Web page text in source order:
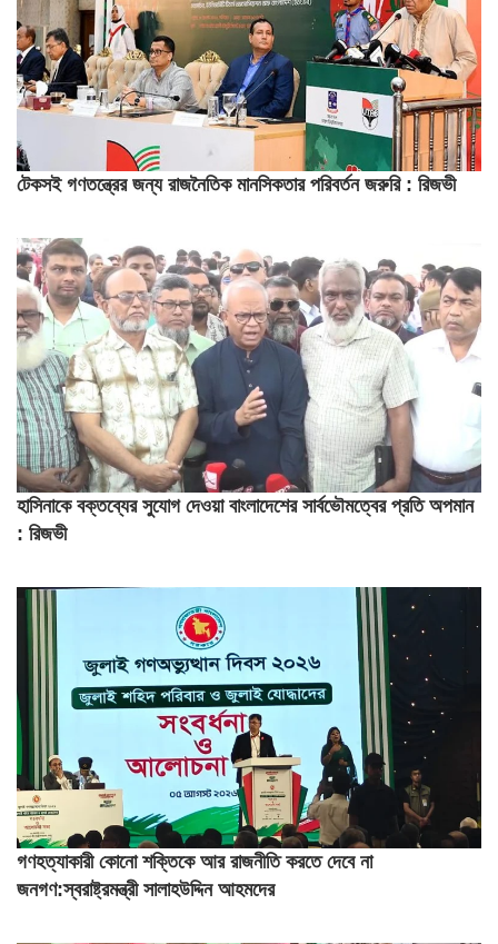
টেকসই গণতন্ত্রের জন্য রাজনৈতিক মানসিকতার পরিবর্তন জরুরি : রিজভী
হাসিনাকে বক্তব্যের সুযোগ দেওয়া বাংলাদেশের সার্বভৌমত্বের প্রতি অপমান
: রিজভী
গণহত্যাকারী কোনো শক্তিকে আর রাজনীতি করতে দেবে না
জনগণ:স্বরাষ্ট্রমন্ত্রী সালাহউদ্দিন আহমদের